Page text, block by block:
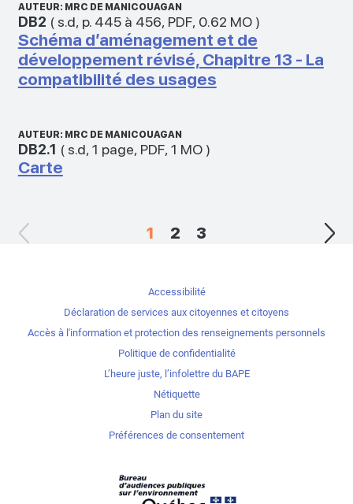
AUTEUR: MRC DE MANICOUAGAN
DB2 ( s.d, p. 445 à 456, PDF, 0.62 MO)
Schéma d’aménagement et de
développement révisé, Chapitre 13 - La
compatibilité des usages
AUTEUR: MRC DE MANICOUAGAN
DB2.1 ( s.d, 1 page, PDF, 1 MO)
Carte
1 2 3
Accessibilité
Déclaration de services aux citoyennes et citoyens
Accès à l'information et protection des renseignements personnels
Politique de confidentialité
L’heure juste, l’infolettre du BAPE
Nétiquette
Plan du site
Préférences de consentement